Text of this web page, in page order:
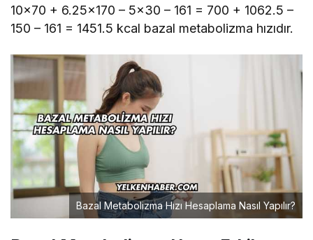
10×70 + 6.25×170 – 5×30 – 161 = 700 + 1062.5 –
150 – 161 = 1451.5 kcal bazal metabolizma hızıdır.
Bazal Metabolizma Hızı Hesaplama Nasıl Yapılır?